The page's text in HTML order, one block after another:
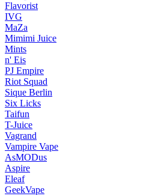
Flavorist
IVG
MaZa
Mimimi Juice
Mints
n' Eis
PJ Empire
Riot Squad
Sique Berlin
Six Licks
Taifun
T-Juice
Vagrand
Vampire Vape
AsMODus
Aspire
Eleaf
GeekVape